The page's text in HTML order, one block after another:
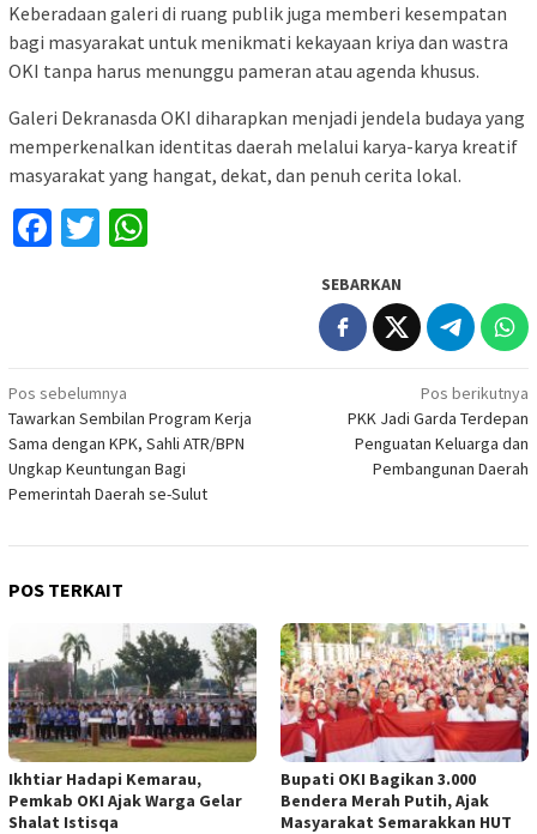
Keberadaan galeri di ruang publik juga memberi kesempatan
bagi masyarakat untuk menikmati kekayaan kriya dan wastra
OKI tanpa harus menunggu pameran atau agenda khusus.
Galeri Dekranasda OKI diharapkan menjadi jendela budaya yang
memperkenalkan identitas daerah melalui karya-karya kreatif
masyarakat yang hangat, dekat, dan penuh cerita lokal.
Facebook
Twitter
SEBARKAN
Navigasi
pos
Pos sebelumnya
Tawarkan Sembilan Program Kerja
Sama dengan KPK, Sahli ATR/BPN
Ungkap Keuntungan Bagi
Pemerintah Daerah se-Sulut
Pos berikutnya
PKK Jadi Garda Terdepan
Penguatan Keluarga dan
Pembangunan Daerah
POS TERKAIT
Ikhtiar Hadapi Kemarau,
Pemkab OKI Ajak Warga Gelar
Shalat Istisqa
Bupati OKI Bagikan 3.000
Bendera Merah Putih, Ajak
Masyarakat Semarakkan HUT